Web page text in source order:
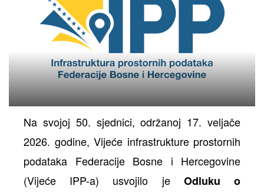
Na svojoj 50. sjednici, održanoj 17. veljače
2026. godine, Vijeće infrastrukture prostornih
podataka Federacije Bosne i Hercegovine
(Vijeće IPP-a) usvojilo je Odluku o